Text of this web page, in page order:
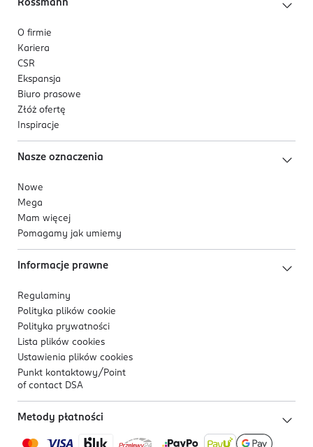
Rossmann
O firmie
Kariera
CSR
Ekspansja
Biuro prasowe
Złóż ofertę
Inspiracje
Nasze oznaczenia
Nowe
Mega
Mam więcej
Pomagamy jak umiemy
Informacje prawne
Regulaminy
Polityka plików cookie
Polityka prywatności
Lista plików cookies
Ustawienia plików cookies
Punkt kontaktowy/ Point
of contact DSA
Metody płatności